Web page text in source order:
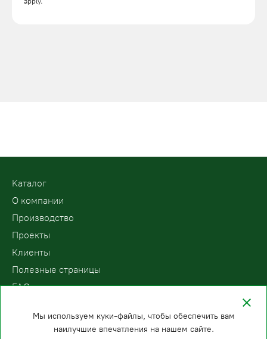
Kаталог
О компании
Производство
Проекты
Клиенты
Полезные страницы
FAQ
Мы используем куки-файлы, чтобы обеспечить вам
наилучшие впечатления на нашем сайте.